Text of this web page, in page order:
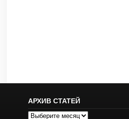
АРХИВ СТАТЕЙ
Архив